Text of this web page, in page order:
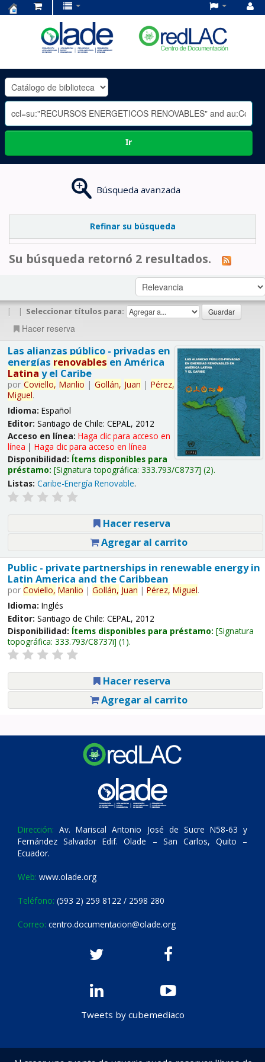
OLADE
-
Ir
Búsqueda avanzada
Refinar su búsqueda
Su búsqueda retornó 2 resultados.
| | Seleccionar títulos para:
Hacer reserva
Las alianzas público - privadas en
energías renovables en América
Latina y el Caribe
por Coviello, Manlio | Gollán, Juan | Pérez,
Miguel.
Idioma: Español
Editor: Santiago de Chile: CEPAL, 2012
Acceso en línea: Haga clic para acceso en
línea | Haga clic para acceso en línea
Disponibilidad: Ítems disponibles para
préstamo: Signatura topográfica: 333.793/C8737 (2).
Listas: Caribe-Energía Renovable.
Hacer reserva
Agregar al carrito
Public - private partnerships in renewable energy in
Latin America and the Caribbean
por Coviello, Manlio | Gollán, Juan | Pérez, Miguel.
Idioma: Inglés
Editor: Santiago de Chile: CEPAL, 2012
Disponibilidad: Ítems disponibles para préstamo: Signatura
topográfica: 333.793/C8737i (1).
Hacer reserva
Agregar al carrito
Dirección: Av. Mariscal Antonio José de Sucre N58-63 y
Fernández Salvador Edif. Olade – San Carlos, Quito –
Ecuador.
Web: www.olade.org
Teléfono: (593 2) 259 8122 / 2598 280
Correo: centro.documentacion@olade.org
Tweets by cubemediaco